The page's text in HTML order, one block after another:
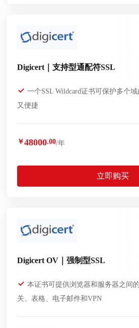
Digicert｜支持型通配符SSL
一个SSL Wildcard证书可保护多个
又便捷
￥48000.00/年
立即购买
Digicert OV｜强制型SSL
本证书可提供浏览器和服务器之间
关、表格、电子邮件和VPN